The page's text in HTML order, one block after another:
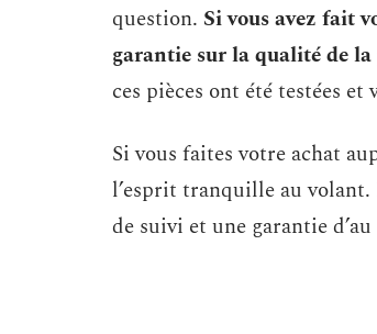
question. Si vous avez fait
garantie sur la qualité de la
ces pièces ont été testées et
Si vous faites votre achat
l’esprit tranquille au volant.
de suivi et une garantie